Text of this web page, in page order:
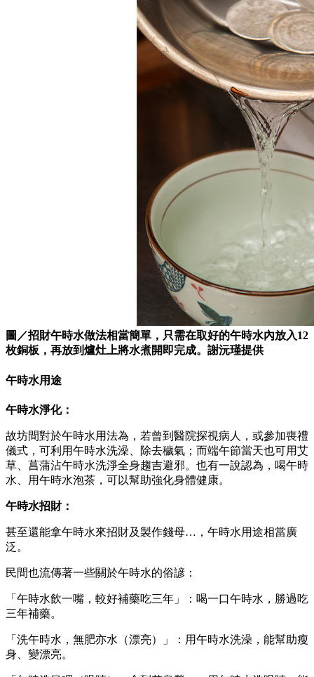
圖／招財午時水做法相當簡單，只需在取好的午時水內放入12
枚銅板，再放到爐灶上將水煮開即完成。謝沅瑾提供
午時水用途
午時水淨化：
故坊間對於午時水用法為，若曾到醫院探視病人，或參加喪禮
儀式，可利用午時水洗澡、除去穢氣；而端午節當天也可用艾
草、菖蒲沾午時水洗淨全身趨吉避邪。也有一說認為，喝午時
水、用午時水泡茶，可以幫助強化身體健康。
午時水招財：
甚至還能拿午時水來招財及製作錢母…，午時水用途相當廣
泛。
民間也流傳著一些關於午時水的俗諺：
「午時水飲一嘴，較好補藥吃三年」：喝一口午時水，勝過吃
三年補藥。
「洗午時水，無肥亦水（漂亮）」：用午時水洗澡，能幫助瘦
身、變漂亮。